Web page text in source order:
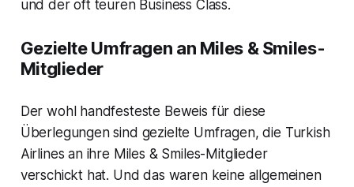
und der oft teuren Business Class.
Gezielte Umfragen an Miles & Smiles-
Mitglieder
Der wohl handfesteste Beweis für diese
Überlegungen sind gezielte Umfragen, die Turkish
Airlines an ihre Miles & Smiles-Mitglieder
verschickt hat. Und das waren keine allgemeinen